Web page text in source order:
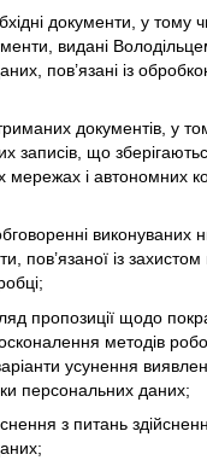
документи, у тому
видані
пов’язані із
документів, у
записів, що
мережах і автономних
виконуваних
пов’язаної із
пропозиції щодо
методів
усунення
персональних даних;
з питань